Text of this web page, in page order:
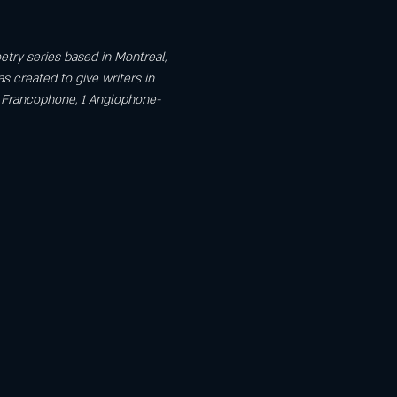
series based in Montreal,
created to give writers in
1 Anglophone-